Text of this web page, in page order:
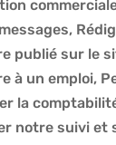
publié sur le
à un emploi,
la
notre suivi et